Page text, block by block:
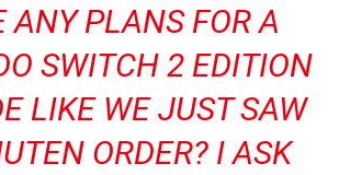
ANY PLANS FOR A
SWITCH 2 EDITION
LIKE WE JUST SAW
ORDER? I ASK